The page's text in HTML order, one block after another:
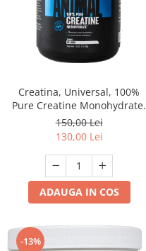
Creatina, Universal, 100%
Pure Creatine Monohydrate,
500 de grame, pudra
150,00 Lei
130,00 Lei
ADAUGA IN COS
-13%